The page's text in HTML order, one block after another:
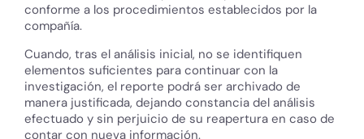
conforme a los procedimientos establecidos por la
compañía.
Cuando, tras el análisis inicial, no se identifiquen
elementos suficientes para continuar con la
investigación, el reporte podrá ser archivado de
manera justificada, dejando constancia del análisis
efectuado y sin perjuicio de su reapertura en caso de
contar con nueva información.